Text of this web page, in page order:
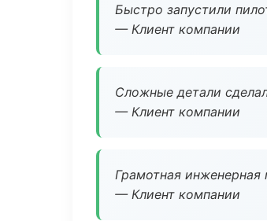
Быстро запустили
— Клиент компании
Сложные детали
— Клиент компании
Грамотная
— Клиент компании